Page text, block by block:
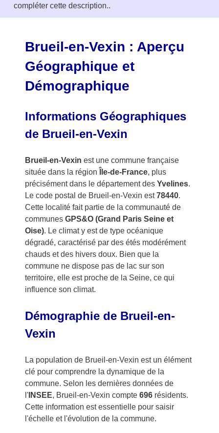
compléter cette description..
Brueil-en-Vexin : Aperçu
Géographique et
Démographique
Informations Géographiques
de Brueil-en-Vexin
Brueil-en-Vexin est une commune française
située dans la région
Île-de-France, plus
précisément dans le département des Yvelines.
Le code postal de Brueil-en-Vexin est78440.
Cette localité fait partie de la communauté de
communes GPS&O (Grand Paris Seine et
Oise). Le climat y est de type océanique
dégradé, caractérisé par des étés modérément
chauds et des hivers doux. Bien que la
commune ne dispose pas de lac sur son
territoire, elle est proche de la Seine, ce qui
influence son climat.
Démographie de Brueil-en-
Vexin
La population de Brueil-en-Vexin est un élément
clé pour comprendre la dynamique de la
commune. Selon les dernières données de
l'INSEE, Brueil-en-Vexin compte 696résidents.
Cette information est essentielle pour saisir
l'échelle et l'évolution de la commune.